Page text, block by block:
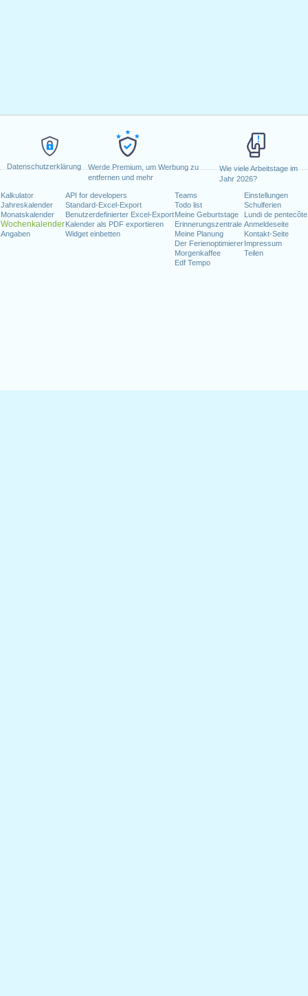
Datenschutzerklärung
Werde Premium, um Werbung zu
entfernen und mehr
Wie viele Arbeitstage im
Jahr 2026?
Kalkulator
Jahreskalender
Monatskalender
Wochenkalender
Angaben
API for developers
Standard-Excel-Export
Benutzerdefinierter Excel-Export
Kalender als PDF exportieren
Widget einbetten
Teams
Todo list
Meine Geburtstage
Erinnerungszentrale
Meine Planung
Der Ferienoptimierer
Morgenkaffee
Edf Tempo
Einstellungen
Schulferien
Lundi de pentecôte
Anmeldeseite
Kontakt-Seite
Impressum
Teilen